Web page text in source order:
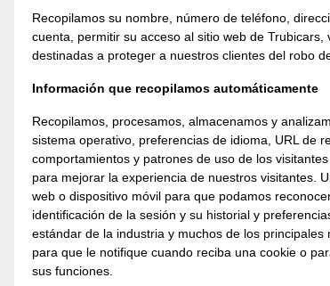
Recopilamos su nombre, número de teléfono,
cuenta, permitir su acceso al sitio web de
destinadas a proteger a nuestros clientes del robo
Información que recopilamos automáticamente
Recopilamos, procesamos, almacenamos y
sistema operativo, preferencias de idioma, URL de
comportamientos y patrones de uso de los
para mejorar la experiencia de nuestros visitantes.
web o dispositivo móvil para que podamos
identificación de la sesión y su historial y
estándar de la industria y muchos de los
para que le notifique cuando reciba una cookie o
sus funciones.